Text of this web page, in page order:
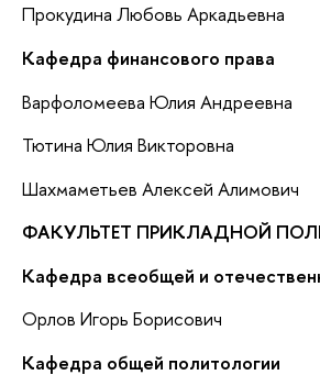
Прокудина Любовь Аркадьевна
Кафедра финансового права
Варфоломеева Юлия Андреевна
Тютина Юлия Викторовна
Шахмаметьев Алексей Алимович
ФАКУЛЬТЕТ ПРИКЛАДНОЙ
Кафедра всеобщей и
Орлов Игорь Борисович
Кафедра общей политологии